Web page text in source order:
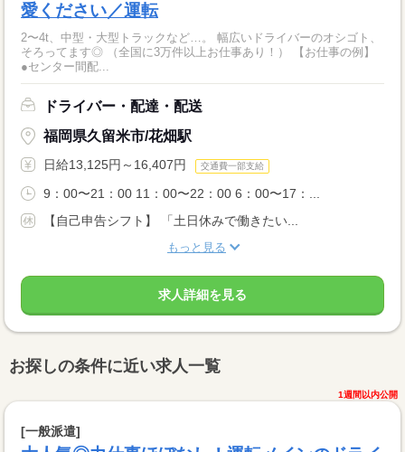
愛ください／運転
2〜4t、中型・大型トラックなど…。 幅広いドライバーのオシゴト、
そろってます◎ （全国に3万件以上お仕事あり！） 【お仕事の例】
●センター間配...
ドライバー・配達・配送
福岡県久留米市/花畑駅
日給13,125円～16,407円 交通費一部支給
9：00〜21：00 11：00〜22：00 6：00〜17：...
【自己申告シフト】 「土日休みで働きたい...
もっと見る
求人詳細を見る
お探しの条件に近い求人一覧
1週間以内公開
[一般派遣]